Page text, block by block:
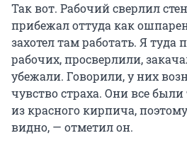
Так вот. Рабочий сверлил
прибежал оттуда как
захотел там работать. Я туда
рабочих, просверлили,
убежали. Говорили, у них
чувство страха. Они все
из красного кирпича,
видно, — отметил он.